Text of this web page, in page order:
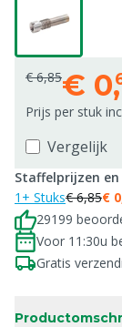
€ 6,85€ 0,
Prijs per stuk
Vergelijk
Staffelprijzen
1+ Stuks€ 6,85€
29199
Voor 11:30u
Gratis